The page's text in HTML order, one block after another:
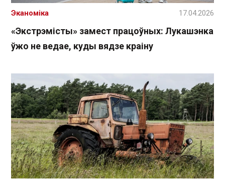
«Экстрэмісты» замест працоўных: Лукашэнка
ўжо не ведае, куды вядзе краіну
Эканоміка 17.04.2026